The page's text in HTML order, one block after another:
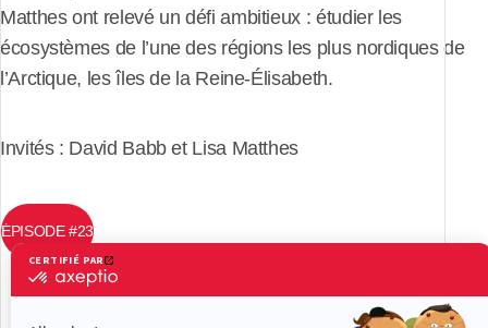
Matthes ont relevé un défi ambitieux : étudier les
écosystèmes de l’une des régions les plus nordiques de
l’Arctique, les îles de la Reine-Élisabeth.
Invités : David Babb et Lisa Matthes
ÉPISODE #23